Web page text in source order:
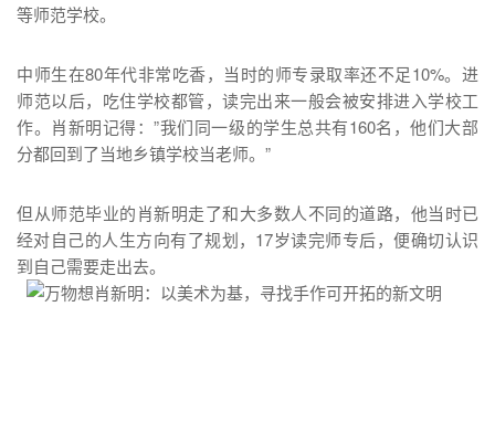
等师范学校。
中师生在80年代非常吃香，当时的师专录取率还不足10%。进
师范以后，吃住学校都管，读完出来一般会被安排进入学校工
作。肖新明记得：”我们同一级的学生总共有160名，他们大部
分都回到了当地乡镇学校当老师。”
但从师范毕业的肖新明走了和大多数人不同的道路，他当时已
经对自己的人生方向有了规划，17岁读完师专后，便确切认识
到自己需要走出去。